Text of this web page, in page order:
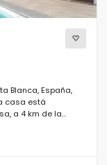
Blanca, España,
casa está
a 4 km de la